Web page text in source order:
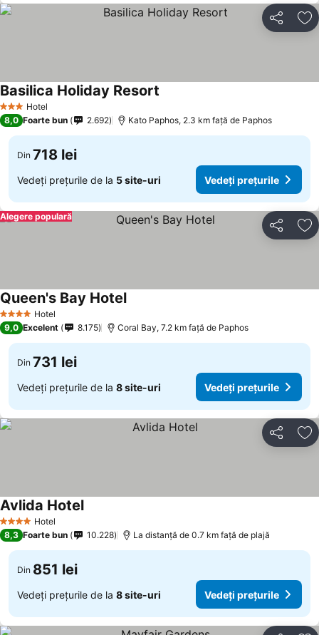
Distribuiți
3 SteleHotel
Basilica Holiday Resort
8,0 Foarte bun 2.692 Kato Paphos, 2.3 km faţă de Paphos
Din 718 lei
Vedeți prețurile de la 5 site-uri Vedeți prețurile
Distribuiți
Alegere populară
4 Stele Hotel
Queen's Bay Hotel
9,0 Excelent 8.175 Coral Bay, 7.2 km faţă de Paphos
Din 731 lei
Vedeți prețurile de la 8 site-uri Vedeți prețurile
Distribuiți
4 Stele Hotel
Avlida Hotel
8,3 Foarte bun 10.228 La distanță de 0.7 km față de plajă
Din 851 lei
Vedeți prețurile de la 8 site-uri Vedeți prețurile